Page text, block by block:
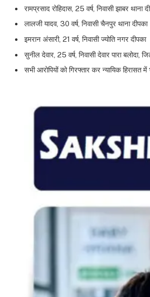
रामप्रसाद रोहिदास, 25 वर्ष, निवासी झाबर थाना
लालजी यादव, 30 वर्ष, निवासी चैनपुर थाना दीपका
इमरान अंसारी, 21 वर्ष, निवासी ज्योति नगर दीपका
सुनील देवार, 25 वर्ष, निवासी देवार पारा बलोदा,
सभी आरोपियों को गिरफ्तार कर न्यायिक हिरासत